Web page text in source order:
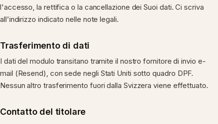
l'accesso, la rettifica o la cancellazione dei Suoi dati. Ci scriva
all'indirizzo indicato nelle note legali.
Trasferimento di dati
I dati del modulo transitano tramite il nostro fornitore di invio e-
mail (Resend), con sede negli Stati Uniti sotto quadro DPF.
Nessun altro trasferimento fuori dalla Svizzera viene effettuato.
Contatto del titolare